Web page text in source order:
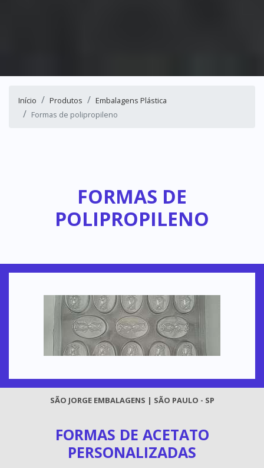
Início Produtos
Embalagens Plástica
Formas de polipropileno
FORMAS DE
POLIPROPILENO
SÃO JORGE EMBALAGENS | SÃO PAULO - SP
FORMAS DE ACETATO
PERSONALIZADAS